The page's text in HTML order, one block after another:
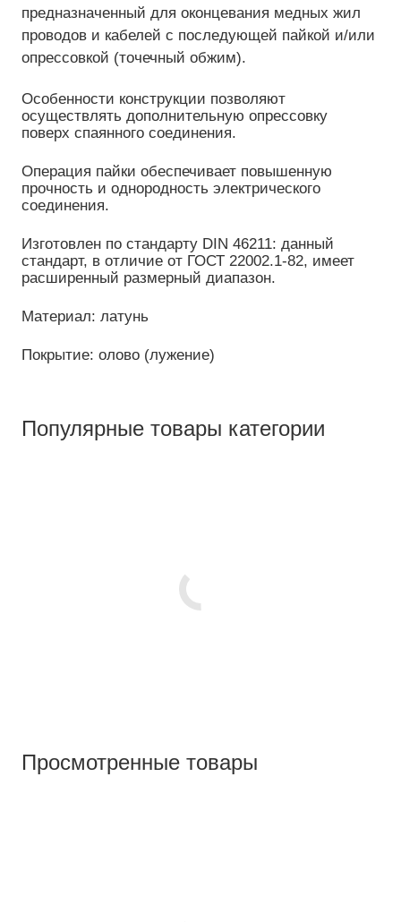
предназначенный для оконцевания медных жил
проводов и кабелей с последующей пайкой и/или
опрессовкой (точечный обжим).
Особенности конструкции позволяют
осуществлять дополнительную опрессовку
поверх спаянного соединения.
Операция пайки обеспечивает повышенную
прочность и однородность электрического
соединения.
Изготовлен по стандарту DIN 46211: данный
стандарт, в отличие от ГОСТ 22002.1-82, имеет
расширенный размерный диапазон.
Материал: латунь
Покрытие: олово (лужение)
Популярные товары категории
Просмотренные товары